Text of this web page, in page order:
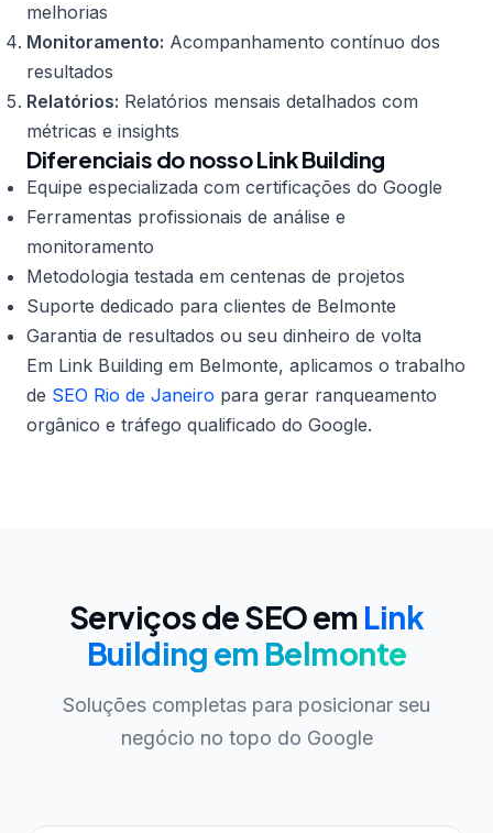
melhorias
Monitoramento: Acompanhamento contínuo dos
resultados
Relatórios: Relatórios mensais detalhados com
métricas e insights
Diferenciais do nosso Link Building
Equipe especializada com certificações do Google
Ferramentas profissionais de análise e
monitoramento
Metodologia testada em centenas de projetos
Suporte dedicado para clientes de Belmonte
Garantia de resultados ou seu dinheiro de volta
Em Link Building em Belmonte, aplicamos o trabalho
de SEO Rio de Janeiro para gerar ranqueamento
orgânico e tráfego qualificado do Google.
Serviços de SEO em Link
Building em Belmonte
Soluções completas para posicionar seu
negócio no topo do Google